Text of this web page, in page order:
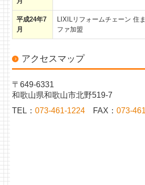
平成24年7
月
LIXILリフォームチェーン 住
ファ加盟
アクセスマップ
〒649-6331
和歌山県和歌山市北野519-7
TEL：073-461-1224 FAX：073-